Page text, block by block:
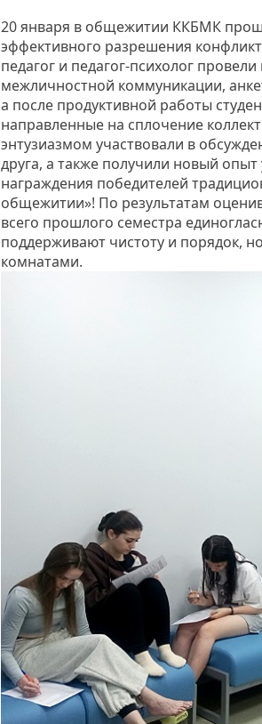
20 января в общежитии ККБМК
эффективного разрешения
педагог и педагог-психолог
межличностной коммуникации,
а после продуктивной работы
направленные на сплочение
энтузиазмом участвовали в
друга, а также получили новый
награждения победителей
общежитии»! По результатам
всего прошлого семестра
поддерживают чистоту и порядок,
комнатами.